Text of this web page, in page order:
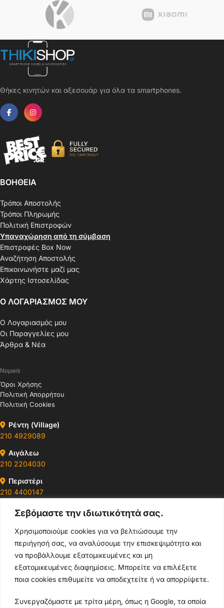
Σεβόμαστε την ιδιωτικότητά σας.
Χρησιμοποιούμε cookies για να βελτιώσουμε την
περιήγησή σας, να αναλύσουμε την επισκεψιμότητα και
να προβάλλουμε εξατομικευμένες και μη
εξατομικευμένες διαφημίσεις. Μπορείτε να επιλέξετε
ποια cookies επιθυμείτε να αποδεχτείτε ή να απορρίψετε.
Συνεργαζόμαστε με τρίτα μέρη, όπως η Google, τα οποία
Θήκες κινητών και αξεσουάρ για όλα τα smartphones.
ΒΟΗΘΕΙΑ
Τρόποι Αποστολής
Τρόποι Πληρωμής
Πολιτική Επιστροφών
Υπαναχώρηση από τη σύμβαση
Επιστροφές Box Now
Αναζήτηση Αποστολής
Επικοινωνήστε μαζί μας
Χάρτης Ιστοσελίδας
Ο ΛΟΓΑΡΙΑΣΜΟΣ ΜΟΥ
Ο Λογαριασμός μου
Οι Παραγγελίες μου
Άρθρα & Νέα
Νομικά
Όροι Χρήσης
Πολιτική Απορρήτου
Πολιτική Cookies
Ρέντη (Village)
210 4929089
Αιγάλεω
210 2204030
Περιστέρι
210 4400147
Ωράρια & Διευθύνσεις →
210 4929089
Κεντρικό τηλέφωνο
info@thikishop.gr
Δευ - Σάβ: 10:00 - 21:00